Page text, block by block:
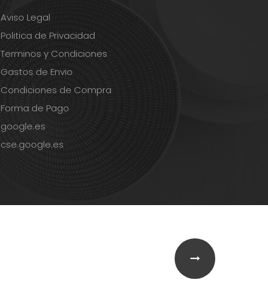
Aviso Legal
Politica de Privacidad
Terminos y Condiciones
Gastos de Envio
Condiciones de Compra
Forma de Pago
google.es
cse.google.es